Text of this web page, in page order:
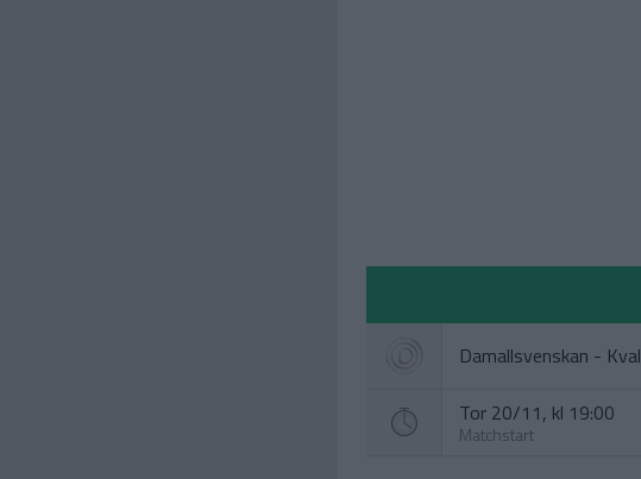
Damallsvenskan - Kval
Tor 20/11, kl 19:00
Matchstart